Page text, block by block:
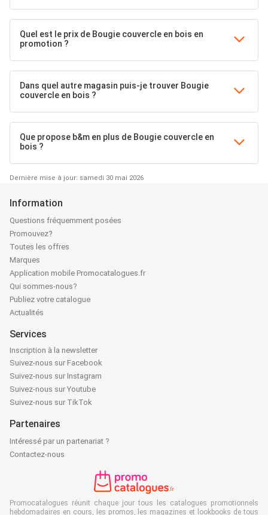
Quel est le prix de Bougie couvercle en bois en
promotion ?
Dans quel autre magasin puis-je trouver Bougie
couvercle en bois ?
Que propose b&m en plus de Bougie couvercle en
bois ?
Dernière mise à jour: samedi 30 mai 2026
Information
Questions fréquemment posées
Promouvez?
Toutes les offres
Marques
Application mobile Promocatalogues.fr
Qui sommes-nous?
Publiez votre catalogue
Actualités
Services
Inscription à la newsletter
Suivez-nous sur Facebook
Suivez-nous sur Instagram
Suivez-nous sur Youtube
Suivez-nous sur TikTok
Partenaires
Intéressé par un partenariat ?
Contactez-nous
Promocatalogues réunit chaque jour tous les catalogues promotionnels
hebdomadaires en cours, les promos, les magazines et lookbooks de tous